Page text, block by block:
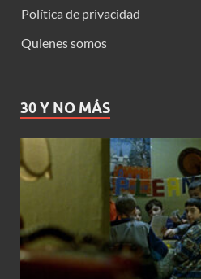
Política de privacidad
Quienes somos
30 Y NO MÁS